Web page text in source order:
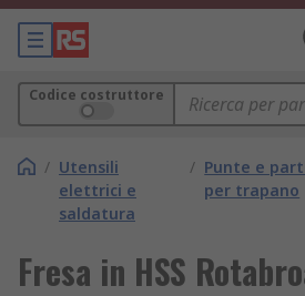
Codice costruttore
/ Utensili
elettrici e
saldatura
/ Punte e
per trapano
Fresa in HSS